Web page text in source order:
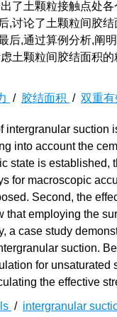
了土颗粒接触点处
,讨论了土颗粒间胶
后,通过算例分析,阐
土颗粒间胶结面积
/ 胶结面积 / 双重
intergranular suction
into account the
state is
for macroscopic
Second, the
that employing the
a case study
suction.
for
the effective
/ intergranular